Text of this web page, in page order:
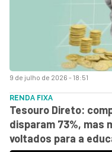
9 de julho de 2026 - 18:51
RENDA FIXA
Tesouro Direto:
disparam 73%, mas
voltados para a